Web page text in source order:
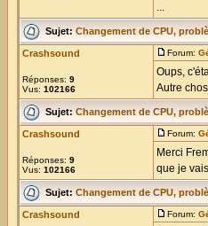
...
Sujet: Changement de CPU,
Crashsound
Réponses: 9
Vus: 102166
Forum:
Oups,
Autre
Sujet: Changement de CPU,
Crashsound
Réponses: 9
Vus: 102166
Forum:
Merci
que je
Sujet: Changement de CPU,
Crashsound Forum: